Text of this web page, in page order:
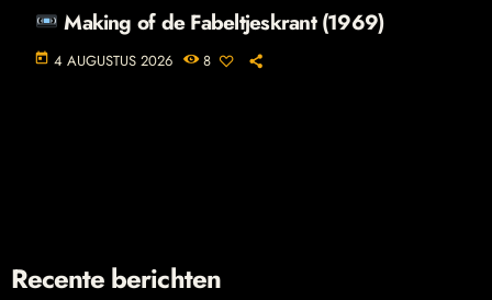
Making of de Fabeltjeskrant (1969)
today 4 AUGUSTUS 2026 8
Recente berichten